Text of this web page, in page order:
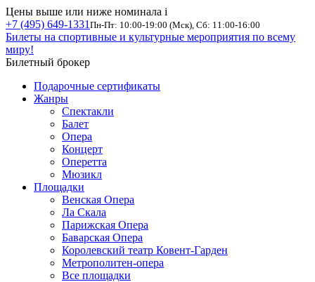
Цены выше или ниже номинала i
+7 (495) 649-1331 Пн-Пт: 10:00-19:00 (Мск), Сб: 11:00-16:00
Билеты на спортивные и культурные мероприятия по всему
миру!
Билетный брокер
Подарочные сертификаты
Жанры
Спектакли
Балет
Опера
Концерт
Оперетта
Мюзикл
Площадки
Венская Опера
Ла Скала
Парижская Опера
Баварская Опера
Королевский театр Ковент-Гарден
Метрополитен-опера
Все площадки